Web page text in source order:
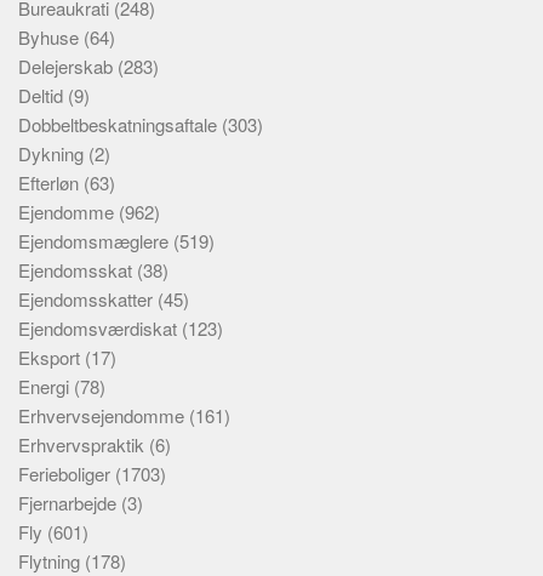
Bureaukrati (248)
Byhuse (64)
Delejerskab (283)
Deltid (9)
Dobbeltbeskatningsaftale (303)
Dykning (2)
Efterløn (63)
Ejendomme (962)
Ejendomsmæglere (519)
Ejendomsskat (38)
Ejendomsskatter (45)
Ejendomsværdiskat (123)
Eksport (17)
Energi (78)
Erhvervsejendomme (161)
Erhvervspraktik (6)
Ferieboliger (1703)
Fjernarbejde (3)
Fly (601)
Flytning (178)